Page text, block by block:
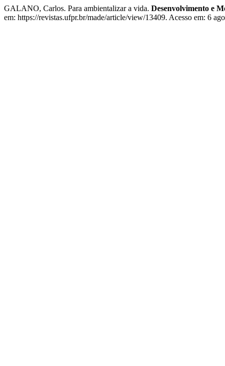
GALANO, Carlos. Para ambientalizar a vida. Desenvolvimento e
em: https://revistas.ufpr.br/made/article/view/13409. Acesso em: 6